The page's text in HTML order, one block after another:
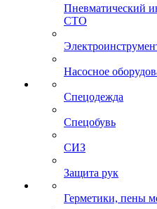
Пневматический
СТО
Насосное
Спецодежда
Спецобувь
СИЗ
Защита рук
Герметики, пены